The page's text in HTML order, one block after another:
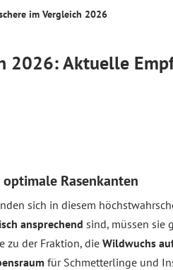
im Vergleich 2026
2026: Aktuelle
Rasenkanten
sich in diesem
ansprechend sind, müssen sie
zu der Fraktion, die Wildwuchs
für Schmetterlinge und